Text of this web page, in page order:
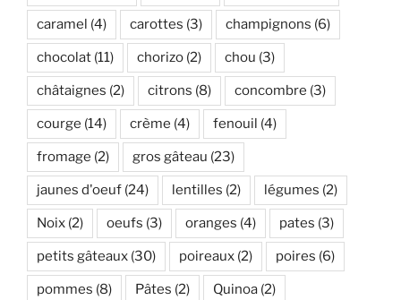
caramel (4) carottes (3) champignons (6)
chocolat (11) chorizo (2) chou (3)
châtaignes (2) citrons (8) concombre (3)
courge (14) crème (4) fenouil (4)
fromage (2) gros gâteau (23)
jaunes d'oeuf (24) lentilles (2) légumes (2)
Noix (2) oeufs (3) oranges (4) pates (3)
petits gâteaux (30) poireaux (2) poires (6)
pommes (8) Pâtes (2) Quinoa (2)